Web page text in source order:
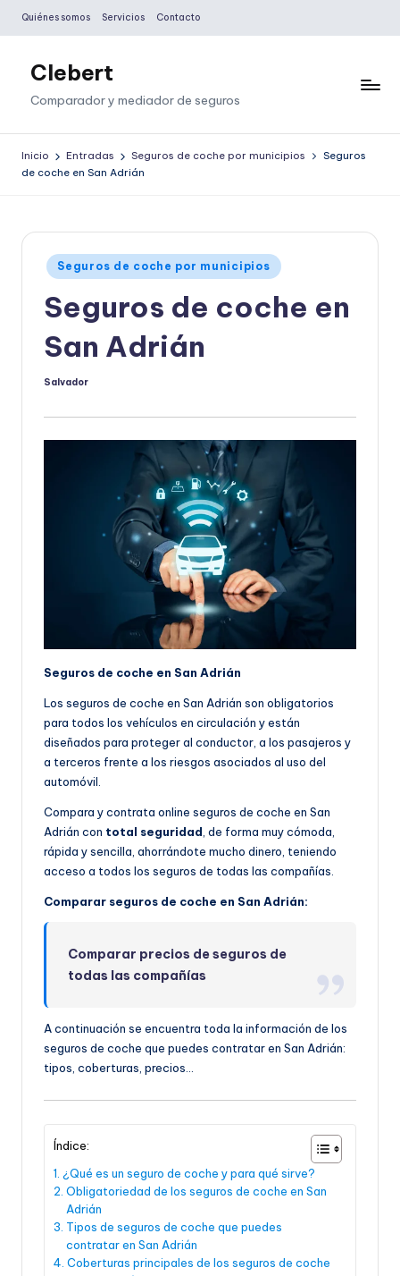
Saltar
contenido
Quiénes somos Servicios Contacto
Clebert
Comparador y mediador de seguros
Inicio Entradas Seguros de coche por municipios
Seguros
de coche en San Adrián
Publicado
en
Seguros de coche por municipios
Seguros de coche en
San Adrián
Publicado
Salvador
Seguros de coche en San Adrián
Los seguros de coche en San Adrián son obligatorios
para todos los vehículos en circulación y están
diseñados para proteger al conductor, a los pasajeros y
a terceros frente a los riesgos asociados al uso del
automóvil.
Compara y contrata online seguros de coche en San
Adrián con total seguridad , de forma muy cómoda,
rápida y sencilla, ahorrándote mucho dinero, teniendo
acceso a todos los seguros de todas las compañías.
Comparar seguros de coche en San Adrián:
Comparar precios de seguros de
todas las compañías
A continuación se encuentra toda la información de los
seguros de coche que puedes contratar en San Adrián:
tipos, coberturas, precios…
Índice:
¿Qué es un seguro de coche y para qué sirve?
Obligatoriedad de los seguros de coche en San
Adrián
Tipos de seguros de coche que puedes
contratar en San Adrián
Coberturas principales de los seguros de coche